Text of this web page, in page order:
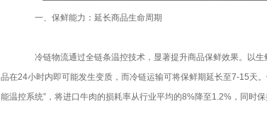
一、保鲜能力：延长商品生命周期
冷链物流通过全链条温控技术，显著提升商品保鲜效果。以生
品在24小时内即可能发生变质，而冷链运输可将保鲜期延长至7-15天
能温控系统”，将进口牛肉的损耗率从行业平均的8%降至1.2%，同时保